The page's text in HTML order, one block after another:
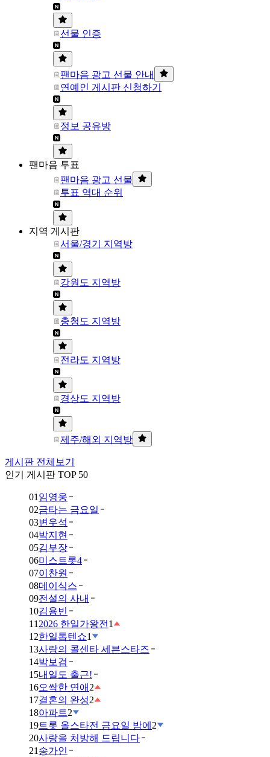
선물 인증
팬마음 광고 선물 안내
연예인 게시판 신청하기
정보 공유방
팬마음 투표
팬마음 광고 선물
투표 역대 순위
지역 게시판
서울/경기 지역방
강원도 지역방
충청도 지역방
전라도 지역방
경상도 지역방
제주/해외 지역방
게시판 전체보기
인기 게시판 TOP 50
01 임영웅
02금타는 금요일
03변우석
04박지현
05김부장
06미스트롯4
07이찬원
08데이식스
09전설의 사내
10김용빈
11 2026 한일가왕전 1
12한일톱텐쇼1
13사랑의 콜센타 세븐스타즈
14박보검
15내일도 출근!
16오싹한 연애 2
17결혼의 완성2
18아파트2
19트롯 올스타전 금요일 밤에 2
20사랑을 처방해 드립니다
21 송가인